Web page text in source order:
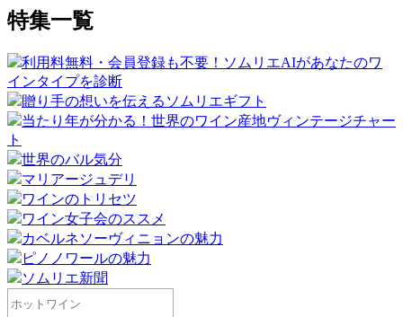
特集一覧
利用料無料・会員登録も不要！ソムリエAIがあなたのワ
インタイプを診断
贈り手の想いを伝えるソムリエギフト
当たり年が分かる！世界のワイン産地ヴィンテージチャー
ト
世界のバル気分
マリアージュデリ
ワインのトリセツ
ワイン女子会のススメ
カベルネソーヴィニョンの魅力
ピノノワールの魅力
ソムリエ新聞